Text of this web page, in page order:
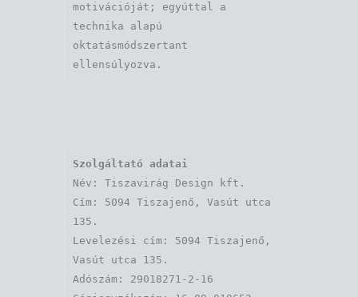
motivációját; egyúttal a
technika alapú
oktatásmódszertant
ellensúlyozva.
Szolgáltató adatai
Név: Tiszavirág Design kft.
Cím: 5094 Tiszajenő, Vasút utca
135.
Levelezési cím: 5094 Tiszajenő,
Vasút utca 135.
Adószám: 29018271-2-16